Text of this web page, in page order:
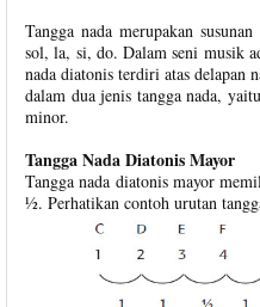
Tangga nada merupakan
sol, la, si, do. Dalam seni musik
nada diatonis terdiri atas delapan
dalam dua jenis tangga nada,
minor.
Tangga Nada Diatonis Mayor
Tangga nada diatonis mayor
½. Perhatikan contoh urutan